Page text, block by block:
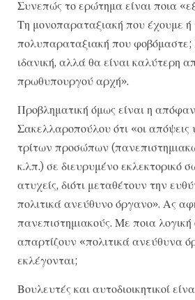
Συνεπώς το ερώτημα είναι ποια
Τη μονοπαραταξιακή που έχουμε ή
πολυπαραταξιακή που φοβόμαστε;
ιδανική, αλλά θα είναι καλύτερη
πρωθυπουργού αρχή».
Προβληματική όμως είναι η
Σακελλαροπούλου ότι «οι απόψεις
τρίτων προσώπων
κ.λπ.) σε διευρυμένο εκλεκτορικό
ατυχείς, διότι μεταθέτουν την
πολιτικά ανεύθυνο όργανο». Ας
πανεπιστημιακούς. Με ποια λογική
απαρτίζουν «πολιτικά ανεύθυνα
εκλέγονται;
Βουλευτές και αυτοδιοικητικοί